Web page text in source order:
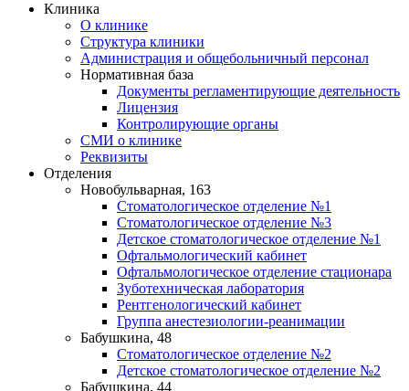
Клиника
О клинике
Структура клиники
Администрация и общебольничный персонал
Нормативная база
Документы регламентирующие деятельность
Лицензия
Контролирующие органы
СМИ о клинике
Реквизиты
Отделения
Новобульварная, 163
Стоматологическое отделение №1
Стоматологическое отделение №3
Детское стоматологическое отделение №1
Офтальмологический кабинет
Офтальмологическое отделение стационара
Зуботехническая лаборатория
Рентгенологический кабинет
Группа анестезиологии-реанимации
Бабушкина, 48
Стоматологическое отделение №2
Детское стоматологическое отделение №2
Бабушкина, 44